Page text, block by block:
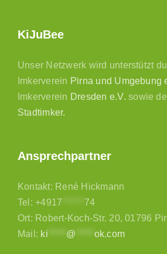
KiJuBee
Unser Netzwerk wird unterstützt
Imkerverein Pirna und Umgebung
Imkerverein Dresden e.V. sowie
Stadtimker.
Ansprechpartner
Kontakt: René Hickmann
Tel:+4917
74
Ort: Robert-Koch-Str. 20, 01796
Mail: ki @ ok.com